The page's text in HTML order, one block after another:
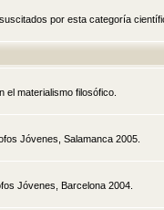
por esta categoría
el materialismo filosófico.
Jóvenes, Salamanca 2005.
Jóvenes, Barcelona 2004.